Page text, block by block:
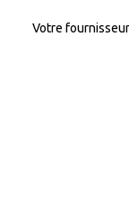
Votre